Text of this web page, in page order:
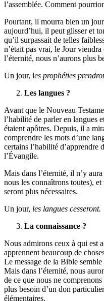
l’assemblée. Comment
Pourtant, il mourra bien un
aujourd’hui, il peut glisser et
qu’il surpassait de telles
n’était pas vrai, le Jour
l’éternité, nous n’aurons plus
Un jour, les prophéties
Les langues ?
Avant que le Nouveau
l’habilité de parler en langues
étaient apôtres. Depuis, il a
comprendre les mots d’une
certains l’habilité d’apprendre
l’Évangile.
Mais dans l’éternité, il n’y
nous les connaîtrons toutes),
seront plus nécessaires.
Un jour, les langues cesseront.
La connaissance ?
Nous admirons ceux à qui est
apprennent beaucoup de
Le message de la Bible
Mais dans l’éternité, nous
de ce que nous ne
plus besoin d’un don
élémentaires.